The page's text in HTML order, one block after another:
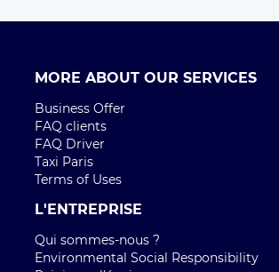
Contactez nous
CITIES
Paris
TRAJETS AÉROPORT